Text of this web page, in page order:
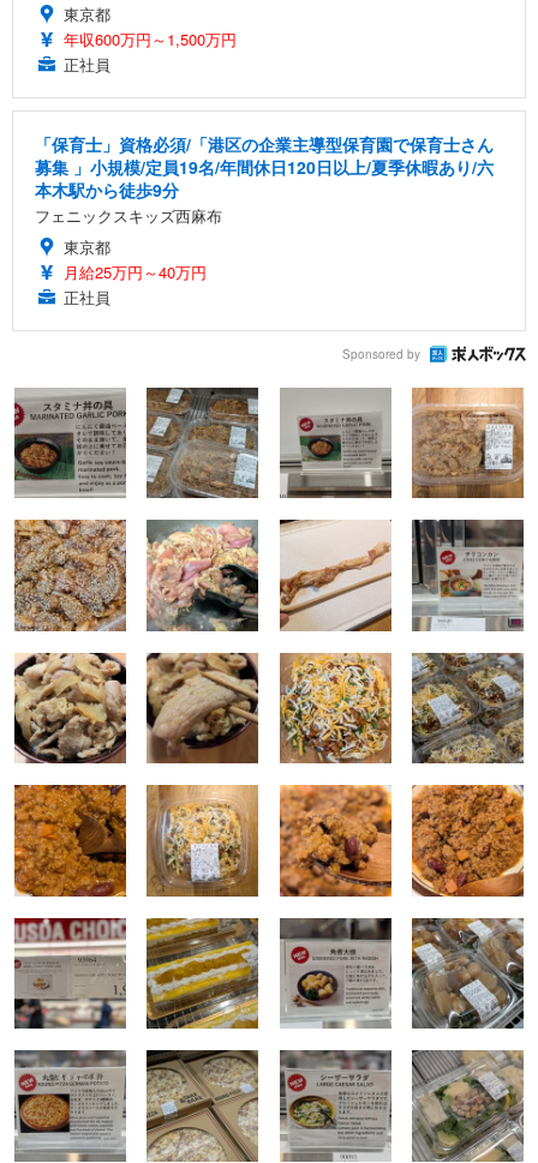
東京都
年収600万円～1,500万円
正社員
「保育士」資格必須/「港区の企業主導型保育園で保育士さん
募集 」小規模/定員19名/年間休日120日以上/夏季休暇あり/六
本木駅から徒歩9分
フェニックスキッズ西麻布
東京都
月給25万円～40万円
正社員
Sponsored by